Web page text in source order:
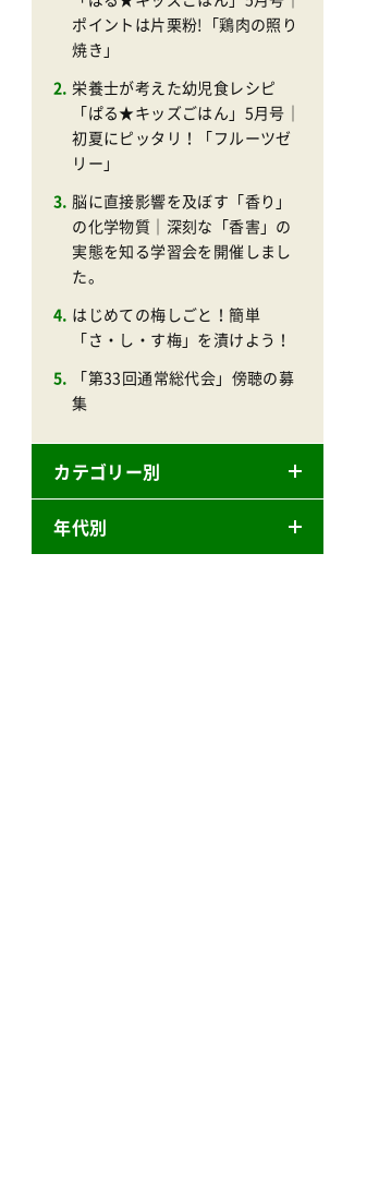
ポイントは片栗粉!「鶏肉の照り
焼き」
栄養士が考えた幼児食レシピ
「ぱる★キッズごはん」5月号｜
初夏にピッタリ！「フルーツゼ
リー」
脳に直接影響を及ぼす「香り」
の化学物質｜深刻な「香害」の
実態を知る学習会を開催しまし
た。
はじめての梅しごと！簡単
「さ・し・す梅」を漬けよう！
「第33回通常総代会」傍聴の募
集
カテゴリー別
ニュースリリース
年代別